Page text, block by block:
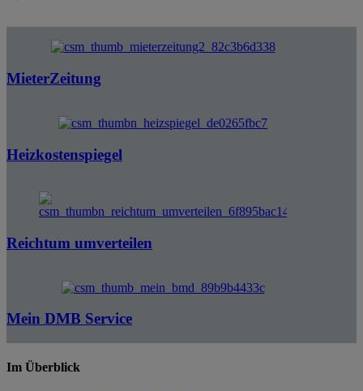
MieterZeitung
Heizkostenspiegel
Reichtum umverteilen
Mein DMB Service
Im Überblick
Impressum|Datenschutz